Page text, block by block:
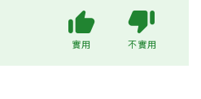
實用 不實用